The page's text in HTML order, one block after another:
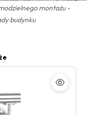
montażu -
budynku